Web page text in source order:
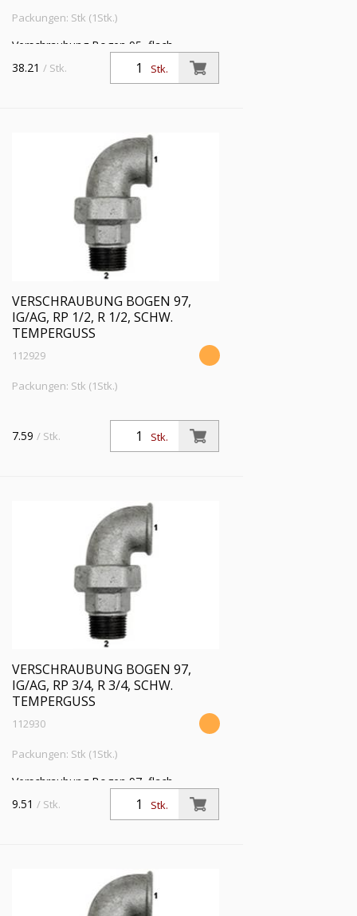
Packungen: Stk (1Stk.)
Verschraubung Bogen 95, flach
dichtend, IG/IG, Rp 2, Betriebstemp. -20
°C bis 200 °C, schwarzer Temperguss,
Stk.
38.21 / Stk.
VERSCHRAUBUNG BOGEN 97,
IG/AG, RP 1/2, R 1/2, SCHW.
TEMPERGUSS
112929
Packungen: Stk (1Stk.)
Stk.
7.59 / Stk.
VERSCHRAUBUNG BOGEN 97,
IG/AG, RP 3/4, R 3/4, SCHW.
TEMPERGUSS
112930
Packungen: Stk (1Stk.)
Verschraubung Bogen 97, flach
dichtend, IG/AG, Rp 3/4, R 3/4,
Betriebstemp. -20 °C bis 200 °C,
Stk.
9.51 / Stk.